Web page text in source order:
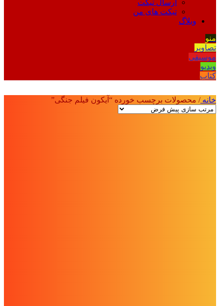
ارسال تیکت
تیکت های من
وبلاگ
منو
تصاویر
موسیقی
ویدیو
کتاب
خانه/ محصولات برچسب خورده “آیکون فیلم جنگی”